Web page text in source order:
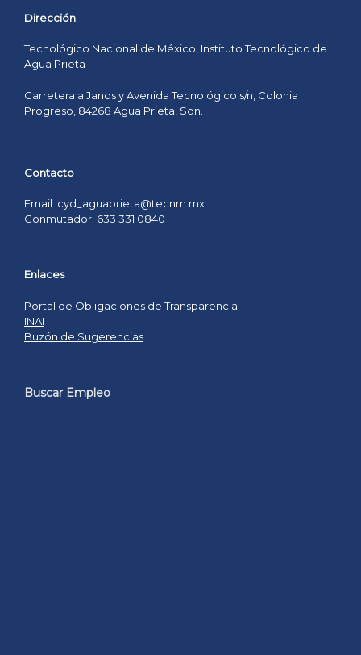
Dirección
Tecnológico Nacional de México, Instituto Tecnológico de
Agua Prieta
Carretera a Janos y Avenida Tecnológico s/n, Colonia
Progreso, 84268 Agua Prieta, Son.
Contacto
Email: cyd_aguaprieta@tecnm.mx
Conmutador: 633 331 0840
Enlaces
Portal de Obligaciones de Transparencia
INAI
Buzón de Sugerencias
Buscar Empleo